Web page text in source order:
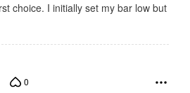
choice. I initially set my bar low but
0